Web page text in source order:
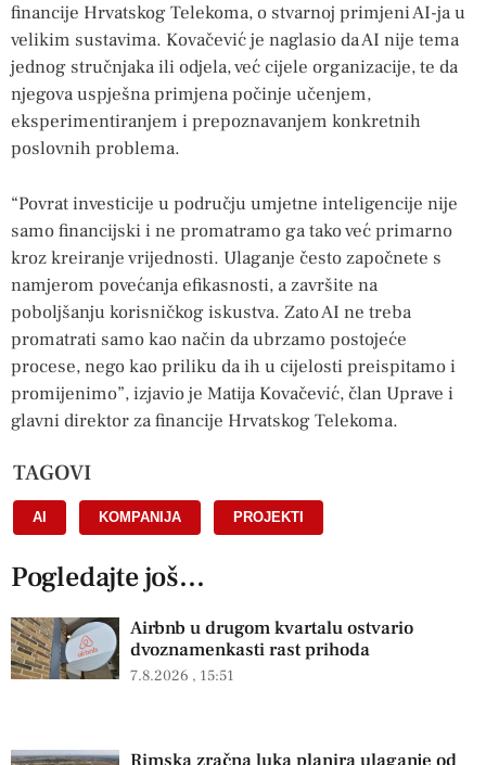
financije Hrvatskog Telekoma, o stvarnoj primjeni AI-ja u
velikim sustavima. Kovačević je naglasio da AI nije tema
jednog stručnjaka ili odjela, već cijele organizacije, te da
njegova uspješna primjena počinje učenjem,
eksperimentiranjem i prepoznavanjem konkretnih
poslovnih problema.
“Povrat investicije u području umjetne inteligencije nije
samo financijski i ne promatramo ga tako već primarno
kroz kreiranje vrijednosti. Ulaganje često započnete s
namjerom povećanja efikasnosti, a završite na
poboljšanju korisničkog iskustva. Zato AI ne treba
promatrati samo kao način da ubrzamo postojeće
procese, nego kao priliku da ih u cijelosti preispitamo i
promijenimo”, izjavio je Matija Kovačević, član Uprave i
glavni direktor za financije Hrvatskog Telekoma.
TAGOVI
AI KOMPANIJA PROJEKTI
Pogledajte još...
Airbnb u drugom kvartalu ostvario
dvoznamenkasti rast prihoda
7.8.2026 15:51